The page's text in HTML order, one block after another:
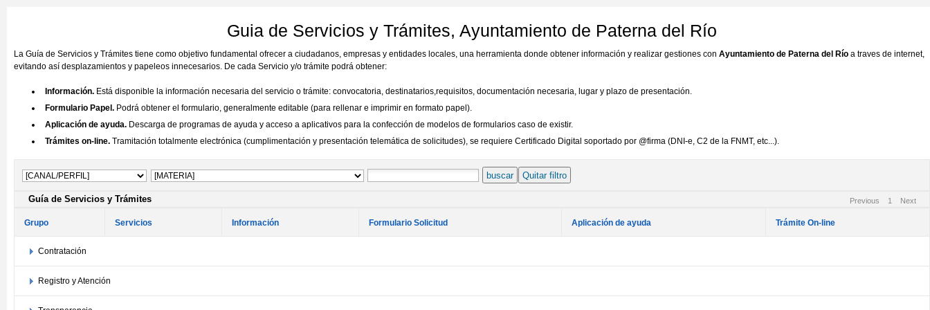
Guia de Servicios y Trámites, Ayuntamiento de Paterna del Río
La Guía de Servicios y Trámites tiene como objetivo fundamental ofrecer a ciudadanos, empresas y entidades locales, una herramienta donde obtener información y realizar gestiones con Ayuntamiento de Paterna del Río a traves de internet,
evitando así desplazamientos y papeleos innecesarios. De cada Servicio y/o trámite podrá obtener:
Información. Está disponible la información necesaria del servicio o trámite: convocatoria, destinatarios,requisitos, documentación necesaria, lugar y plazo de presentación.
Formulario Papel. Podrá obtener el formulario, generalmente editable (para rellenar e imprimir en formato papel).
Aplicación de ayuda. Descarga de programas de ayuda y acceso a aplicativos para la confección de modelos de formularios caso de existir.
Trámites on-line. Tramitación totalmente electrónica (cumplimentación y presentación telemática de solicitudes), se requiere Certificado Digital soportado por @firma (DNI-e, C2 de la FNMT, etc...).
buscar Quitar filtro
Guía de Servicios y Trámites Previous 1 Next
Grupo Servicios Información Formulario Solicitud Aplicación de ayuda Trámite On-line
Contratación
Registro y Atención